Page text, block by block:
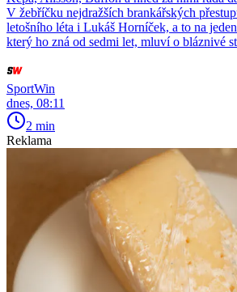
V žebříčku nejdražších brankářských
letošního léta i Lukáš Horníček, a to na
který ho zná od sedmi let, mluví o bláznivé
SportWin
dnes, 08:11
2 min
Reklama